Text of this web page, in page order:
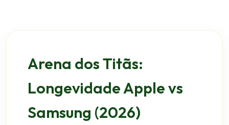
Arena dos Titãs:
Longevidade Apple vs
Samsung (2026)